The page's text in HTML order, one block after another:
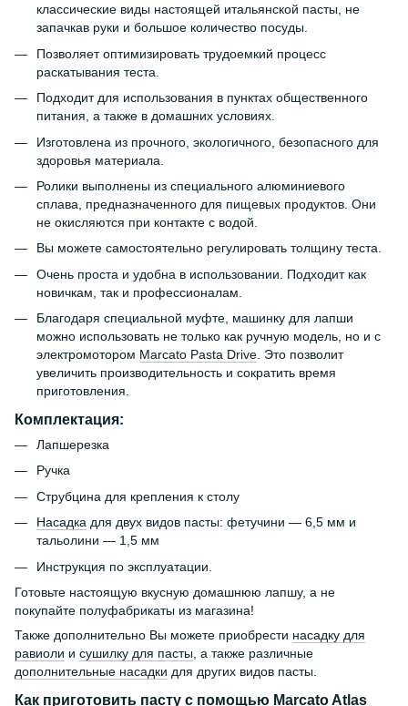
классические виды настоящей итальянской пасты, не
запачкав руки и большое количество посуды.
Позволяет оптимизировать трудоемкий процесс
раскатывания теста.
Подходит для использования в пунктах общественного
питания, а также в домашних условиях.
Изготовлена из прочного, экологичного, безопасного для
здоровья материала.
Ролики выполнены из специального алюминиевого
сплава, предназначенного для пищевых продуктов. Они
не окисляются при контакте с водой.
Вы можете самостоятельно регулировать толщину теста.
Очень проста и удобна в использовании. Подходит как
новичкам, так и профессионалам.
Благодаря специальной муфте, машинку для лапши
можно использовать не только как ручную модель, но и с
электромотором Marcato Pasta Drive. Это позволит
увеличить производительность и сократить время
приготовления.
Комплектация:
Лапшерезка
Ручка
Струбцина для крепления к столу
Насадка для двух видов пасты: фетучини — 6,5 мм и
тальолини — 1,5 мм
Инструкция по эксплуатации.
Готовьте настоящую вкусную домашнюю лапшу, а не
покупайте полуфабрикаты из магазина!
Также дополнительно Вы можете приобрести насадку для
равиоли и сушилку для пасты , а также различные
дополнительные насадки для других видов пасты.
Как приготовить пасту с помощью Marcato Atlas